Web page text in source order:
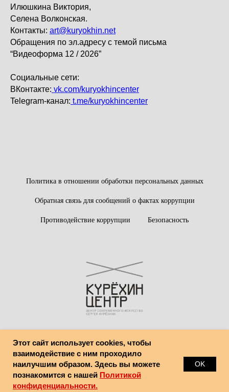
Илюшкина Виктория,
Селена Волконская.
Контакты: art@kuryokhin.net
Обращения по эл.адресу с темой письма
“Видеоформа 12 / 2026”
Социальные сети:
ВКонтакте: vk.com/kuryokhincenter
Telegram-канал: t.me/kuryokhincenter
Политика в отношении обработки персональных данных
Обратная связь для сообщений о фактах коррупции
Противодействие коррупции Безопасность
© Центр современного искусства имени Сергея Курёхина
Этот сайт использует cookies, чтобы
взаимодействие с ним проходило
наилучшим образом. Здесь вы можете
познакомится с нашей Политикой
конфиденциальности.
OK